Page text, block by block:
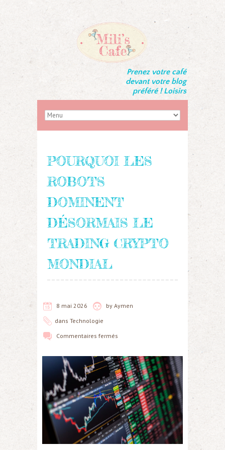
Prenez votre café
devant votre blog
préféré ! Loisirs
POURQUOI LES
ROBOTS
DOMINENT
DÉSORMAIS LE
TRADING CRYPTO
MONDIAL
8 mai 2026 by Aymen
dans Technologie
Commentaires fermés